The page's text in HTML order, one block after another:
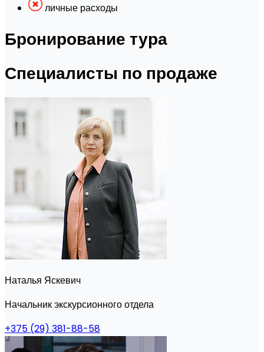
личные расходы
Бронирование тура
Специалисты по продаже
Наталья Яскевич
Начальник экскурсионного отдела
+375 (29) 381-88-58